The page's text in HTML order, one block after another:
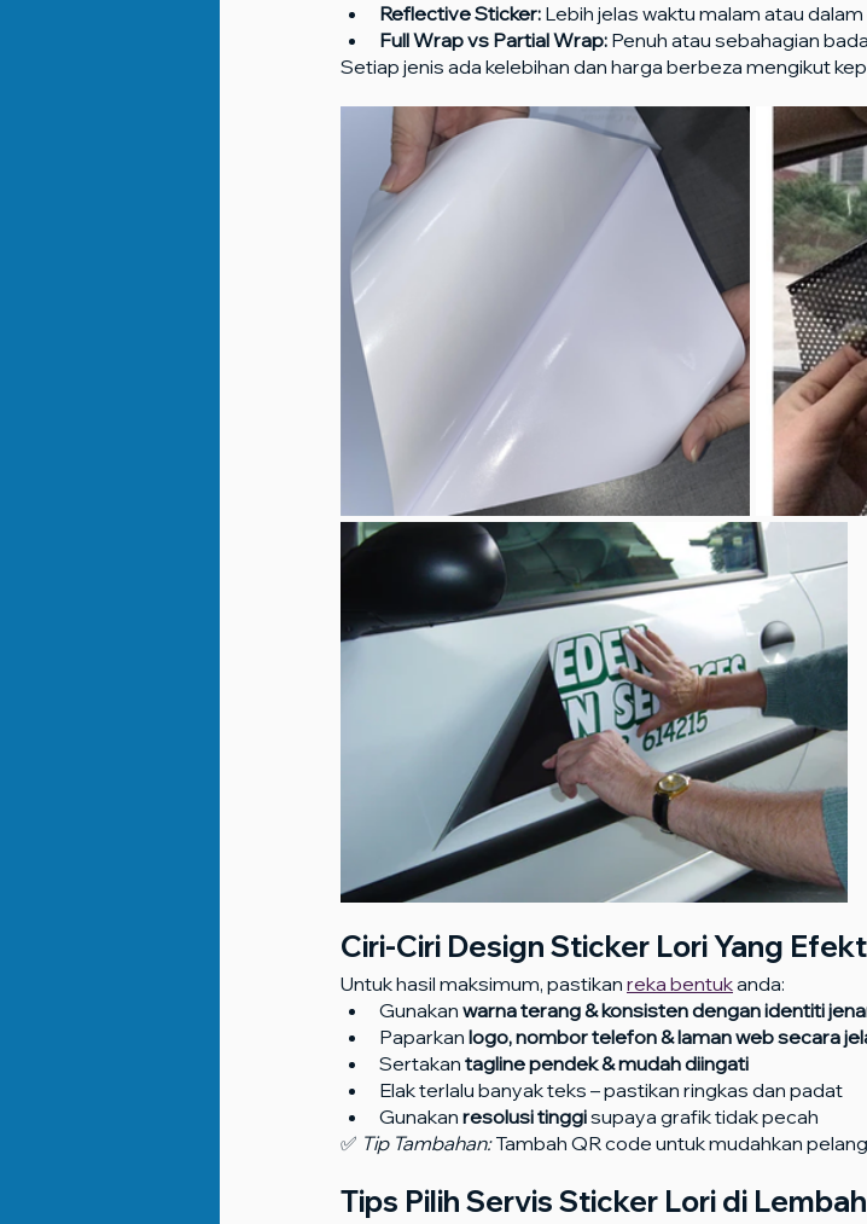
Reflective Sticker: Lebih jelas waktu malam atau
Full Wrap vs Partial Wrap: Penuh atau sebahagian
Setiap jenis ada kelebihan dan harga berbeza mengikut
Ciri-Ciri Design Sticker Lori Yang
Untuk hasil maksimum, pastikan reka bentuk anda:
Gunakan warna terang & konsisten dengan identiti
Paparkan logo, nombor telefon & laman web secara
Sertakan tagline pendek & mudah diingati
Elak terlalu banyak teks – pastikan ringkas dan padat
Gunakan resolusi tinggi supaya grafik tidak pecah
✅ Tip Tambahan: Tambah QR code untuk mudahkan
Tips Pilih Servis Sticker Lori di